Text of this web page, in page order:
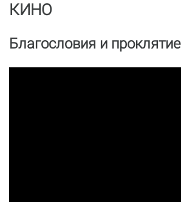
КИНО
Благословия и проклятие